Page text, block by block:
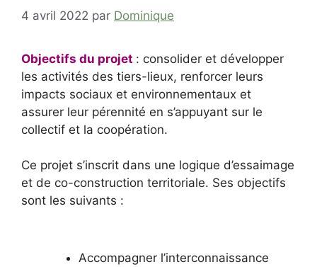
4 avril 2022 par Dominique
Objectifs du projet : consolider et développer
les activités des tiers-lieux, renforcer leurs
impacts sociaux et environnementaux et
assurer leur pérennité en s’appuyant sur le
collectif et la coopération.
Ce projet s’inscrit dans une logique d’essaimage
et de co-construction territoriale. Ses objectifs
sont les suivants :
Accompagner l’interconnaissance